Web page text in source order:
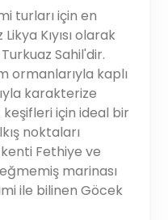
turları için en
Kıyısı olarak
Sahil'dir.
ormanlarıyla kaplı
karakterize
keşifleri için ideal bir
noktaları
Fethiye ve
marinası
ile bilinen Göcek